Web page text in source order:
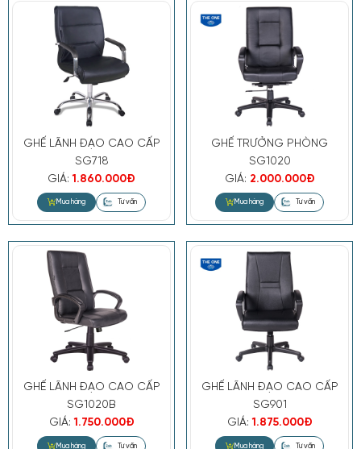
(Lưu ý: Màu sắc hiển thị trên website
có thể không chính xác do chụp
ảnh, hoặc mô phỏng bằng ảnh 3D.
Khách hàng vui lòng kiểm tra xác
nhận màu sắc trước khi đặt hàng)
GHẾ LÃNH ĐẠO CAO CẤP
SG718
GIÁ:1.860.000Đ
GHẾ TRƯỞNG PHÒNG
SG1020
GIÁ: 2.000.000Đ
GHẾ LÃNH ĐẠO CAO CẤP
SG1020B
GIÁ:1.750.000Đ
GHẾ LÃNH ĐẠO CAO CẤP
SG901
GIÁ:1.875.000Đ